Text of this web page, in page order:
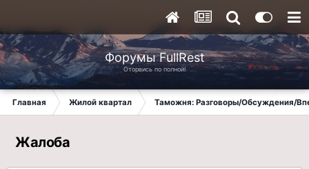
Форумы FullRest
Оторвись по полной!
Главная Жилой квартал Таможня: Разговоры/Обсуждения/
Жалоба